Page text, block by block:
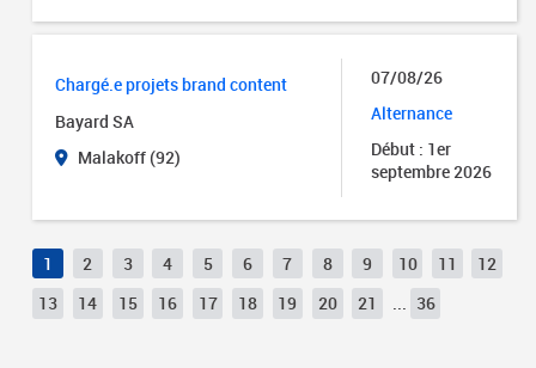
Chargé.e projets brand content
Bayard SA
Malakoff (92)
07/08/26
Alternance
Début : 1er
septembre 2026
1 2 3 4 5 6 7 8 9 10 11
12
13
14 15 16 17 18 19 20 21 ... 36